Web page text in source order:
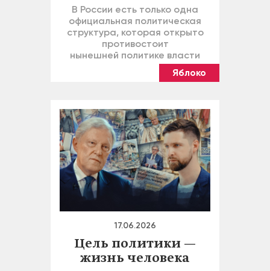
В России есть только одна
официальная политическая
структура, которая открыто
противостоит
нынешней политике власти
Яблоко
17.06.2026
Цель политики —
жизнь человека